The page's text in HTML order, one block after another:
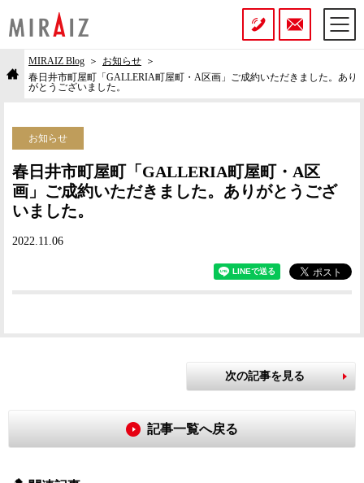
MIRAIZ Blog
お知らせ
春日井市町屋町「GALLERIA町屋町・A区画」ご成約いただきました。あり
がとうございました。
お知らせ
春日井市町屋町「GALLERIA町屋町・A区
画」ご成約いただきました。ありがとうござ
いました。
2022.11.06
記事一覧へ戻る
次の記事を見る